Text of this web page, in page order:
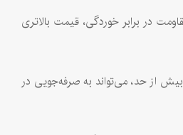
معمولا لوله استیل ۳۰۴ به دلیل خواص ضدزنگ بودن و مقاومت در برابر خوردگی، قیمت بالاتری
خرید بیش از حد، می‌تواند به صرفه‌جویی در